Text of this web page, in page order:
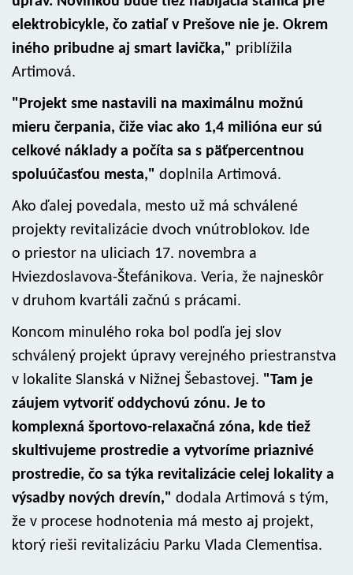
elektrobicykle, čo zatiaľ v Prešove nie je. Okrem
iného pribudne aj smart lavička," priblížila
Artimová.
"Projekt sme nastavili na maximálnu možnú
mieru čerpania, čiže viac ako 1,4 milióna eur sú
celkové náklady a počíta sa s päťpercentnou
spoluúčasťou mesta," doplnila Artimová.
Ako ďalej povedala, mesto už má schválené
projekty revitalizácie dvoch vnútroblokov. Ide
o priestor na uliciach 17. novembra a
Hviezdoslavova-Štefánikova. Veria, že najneskôr
v druhom kvartáli začnú s prácami.
Koncom minulého roka bol podľa jej slov
schválený projekt úpravy verejného priestranstva
v lokalite Slanská v Nižnej Šebastovej. "Tam je
záujem vytvoriť oddychovú zónu. Je to
komplexná športovo-relaxačná zóna, kde tiež
skultivujeme prostredie a vytvoríme priaznivé
prostredie, čo sa týka revitalizácie celej lokality a
výsadby nových drevín," dodala Artimová s tým,
že v procese hodnotenia má mesto aj projekt,
ktorý rieši revitalizáciu Parku Vlada Clementisa.